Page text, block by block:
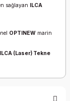
sağlayan ILCA
OPTINEW marin
ILCA (Laser) Tekne